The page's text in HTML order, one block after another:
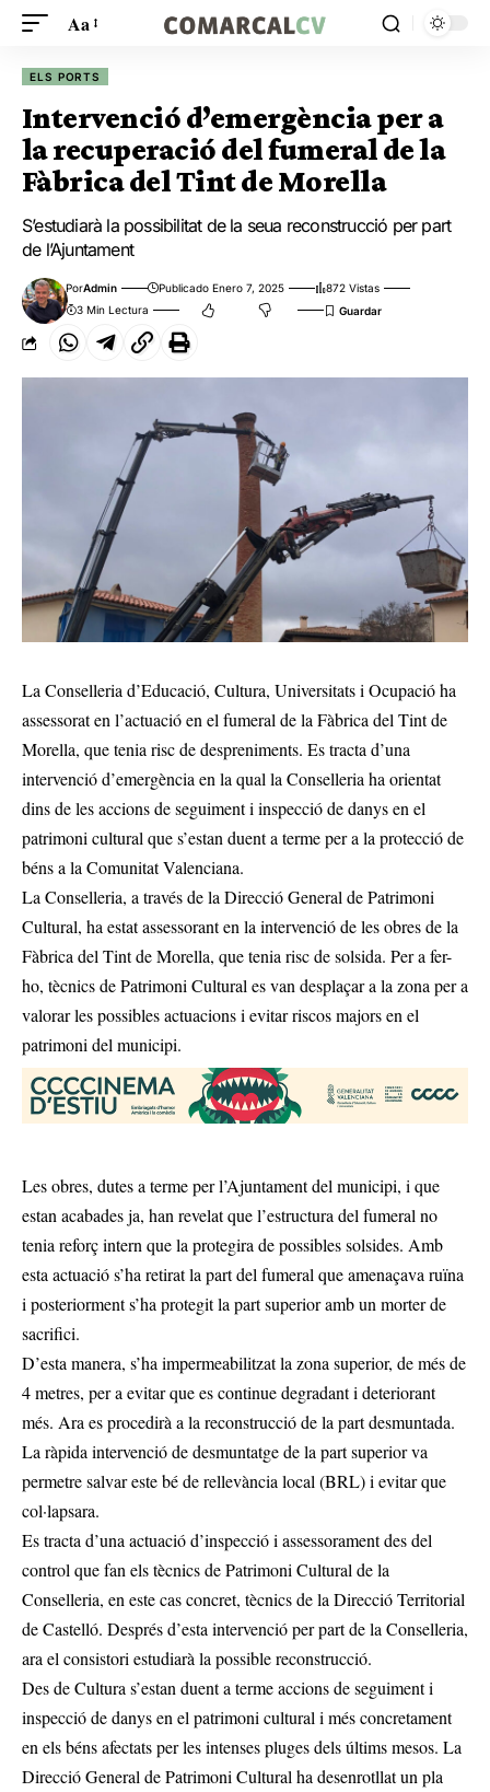
Aa
ELS PORTS
Intervenció d’emergència per a
la recuperació del fumeral de la
Fàbrica del Tint de Morella
S’estudiarà la possibilitat de la seua reconstrucció per part
de l’Ajuntament
PorAdmin Publicado Enero 7, 2025
872 Vistas
3 Min Lectura
La Conselleria d’Educació, Cultura, Universitats i Ocupació ha
assessorat en l’actuació en el fumeral de la Fàbrica del Tint de
Morella, que tenia risc de despreniments. Es tracta d’una
intervenció d’emergència en la qual la Conselleria ha orientat
dins de les accions de seguiment i inspecció de danys en el
patrimoni cultural que s’estan duent a terme per a la protecció de
béns a la Comunitat Valenciana.
La Conselleria, a través de la Direcció General de Patrimoni
Cultural, ha estat assessorant en la intervenció de les obres de la
Fàbrica del Tint de Morella, que tenia risc de solsida. Per a fer-
ho, tècnics de Patrimoni Cultural es van desplaçar a la zona per a
valorar les possibles actuacions i evitar riscos majors en el
patrimoni del municipi.
Les obres, dutes a terme per l’Ajuntament del municipi, i que
estan acabades ja, han revelat que l’estructura del fumeral no
tenia reforç intern que la protegira de possibles solsides. Amb
esta actuació s’ha retirat la part del fumeral que amenaçava ruïna
i posteriorment s’ha protegit la part superior amb un morter de
sacrifici.
D’esta manera, s’ha impermeabilitzat la zona superior, de més de
4 metres, per a evitar que es continue degradant i deteriorant
més. Ara es procedirà a la reconstrucció de la part desmuntada.
La ràpida intervenció de desmuntatge de la part superior va
permetre salvar este bé de rellevància local (BRL) i evitar que
col·lapsara.
Es tracta d’una actuació d’inspecció i assessorament des del
control que fan els tècnics de Patrimoni Cultural de la
Conselleria, en este cas concret, tècnics de la Direcció Territorial
de Castelló. Després d’esta intervenció per part de la Conselleria,
ara el consistori estudiarà la possible reconstrucció.
Des de Cultura s’estan duent a terme accions de seguiment i
inspecció de danys en el patrimoni cultural i més concretament
en els béns afectats per les intenses pluges dels últims mesos. La
Direcció General de Patrimoni Cultural ha desenrotllat un pla